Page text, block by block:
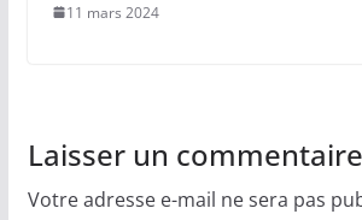
11 mars 2024
Laisser un commentaire
Votre adresse e-mail ne sera pas